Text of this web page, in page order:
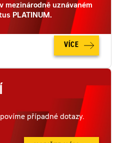
mezinárodně uznávaném
PLATINUM.
VÍCE
případné dotazy.